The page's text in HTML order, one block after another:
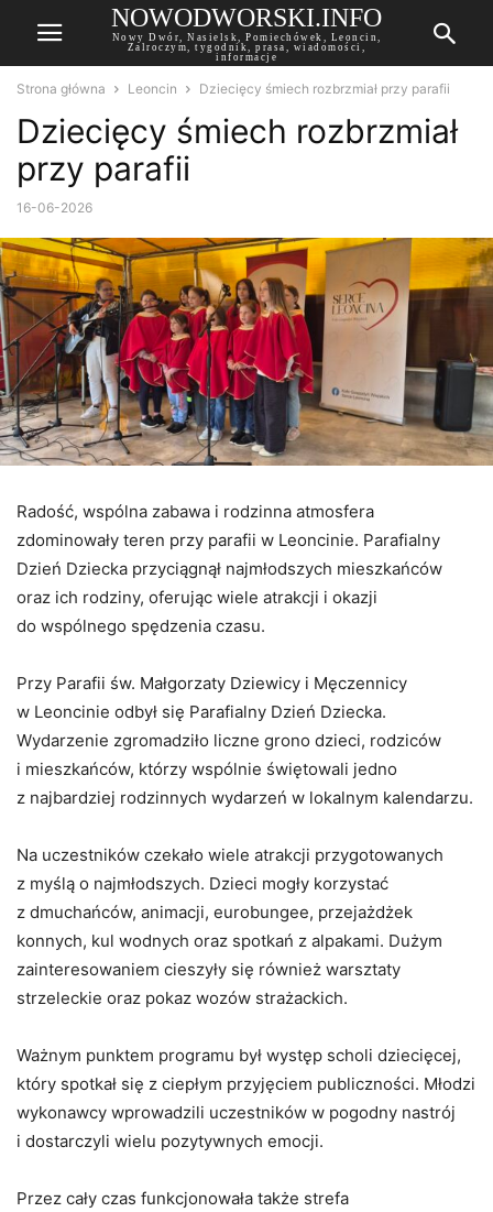
NOWODWORSKI.INFO
Nowy Dwór, Nasielsk, Pomiechówek, Leoncin,
Zalroczym, tygodnik, prasa, wiadomości,
informacje
Strona główna Leoncin Dziecięcy śmiech rozbrzmiał przy parafii
Dziecięcy śmiech rozbrzmiał
przy parafii
16-06-2026
Radość, wspólna zabawa i rodzinna atmosfera
zdominowały teren przy parafii w Leoncinie. Parafialny
Dzień Dziecka przyciągnął najmłodszych mieszkańców
oraz ich rodziny, oferując wiele atrakcji i okazji
do wspólnego spędzenia czasu.
Przy Parafii św. Małgorzaty Dziewicy i Męczennicy
w Leoncinie odbył się Parafialny Dzień Dziecka.
Wydarzenie zgromadziło liczne grono dzieci, rodziców
i mieszkańców, którzy wspólnie świętowali jedno
z najbardziej rodzinnych wydarzeń w lokalnym kalendarzu.
Na uczestników czekało wiele atrakcji przygotowanych
z myślą o najmłodszych. Dzieci mogły korzystać
z dmuchańców, animacji, eurobungee, przejażdżek
konnych, kul wodnych oraz spotkań z alpakami. Dużym
zainteresowaniem cieszyły się również warsztaty
strzeleckie oraz pokaz wozów strażackich.
Ważnym punktem programu był występ scholi dziecięcej,
który spotkał się z ciepłym przyjęciem publiczności. Młodzi
wykonawcy wprowadzili uczestników w pogodny nastrój
i dostarczyli wielu pozytywnych emocji.
Przez cały czas funkcjonowała także strefa